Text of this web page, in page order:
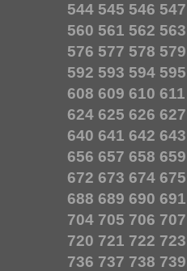
544 545 546 547
560 561 562 563
576 577 578 579
592 593 594 595
608 609 610 611
624 625 626 627
640 641 642 643
656 657 658 659
672 673 674 675
688 689 690 691
704 705 706 707
720 721 722 723
736 737 738 739